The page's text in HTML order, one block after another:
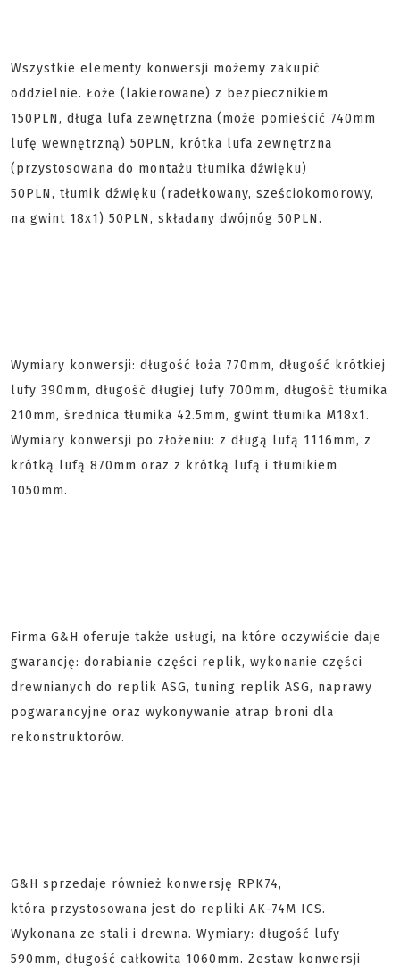
Wszystkie elementy konwersji możemy zakupić
oddzielnie. Łoże (lakierowane) z bezpiecznikiem
150PLN, długa lufa zewnętrzna (może pomieścić 740mm
lufę wewnętrzną) 50PLN, krótka lufa zewnętrzna
(przystosowana do montażu tłumika dźwięku)
50PLN, tłumik dźwięku (radełkowany, sześciokomorowy,
na gwint 18x1) 50PLN, składany dwójnóg 50PLN.
Wymiary konwersji: długość łoża 770mm, długość krótkiej
lufy 390mm, długość długiej lufy 700mm, długość tłumika
210mm, średnica tłumika 42.5mm, gwint tłumika M18x1.
Wymiary konwersji po złożeniu: z długą lufą 1116mm, z
krótką lufą 870mm oraz z krótką lufą i tłumikiem
1050mm.
Firma G&H oferuje także usługi, na które oczywiście daje
gwarancję: dorabianie części replik, wykonanie części
drewnianych do replik ASG, tuning replik ASG, naprawy
pogwarancyjne oraz wykonywanie atrap broni dla
rekonstruktorów.
G&H sprzedaje również konwersję RPK74,
która przystosowana jest do repliki AK-74M ICS.
Wykonana ze stali i drewna. Wymiary: długość lufy
590mm, długość całkowita 1060mm. Zestaw konwersji